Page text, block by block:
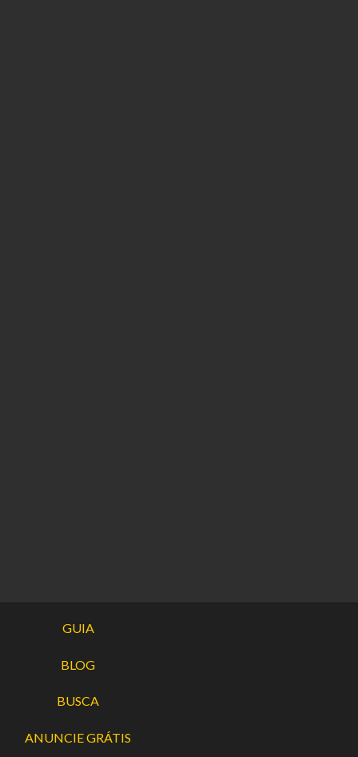
GUIA
BLOG
BUSCA
ANUNCIE GRÁTIS